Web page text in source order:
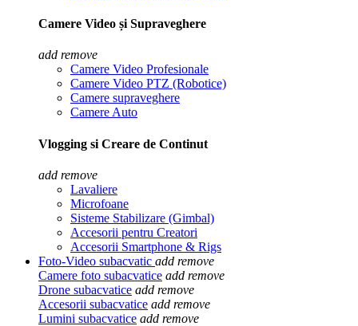
Camere Video și Supraveghere
add remove
Camere Video Profesionale
Camere Video PTZ (Robotice)
Camere supraveghere
Camere Auto
Vlogging si Creare de Continut
add remove
Lavaliere
Microfoane
Sisteme Stabilizare (Gimbal)
Accesorii pentru Creatori
Accesorii Smartphone & Rigs
Foto-Video subacvatic add remove
Camere foto subacvatice add remove
Drone subacvatice add remove
Accesorii subacvatice add remove
Lumini subacvatice add remove